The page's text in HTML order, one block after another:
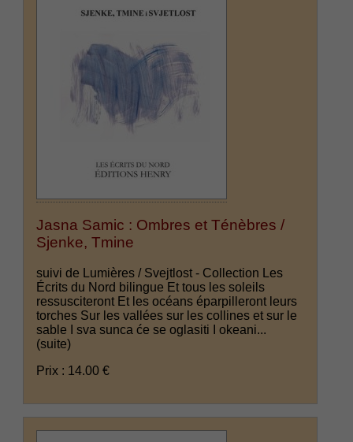
Jasna Samic : Ombres et Ténèbres /
Sjenke, Tmine
suivi de Lumières / Svejtlost - Collection Les
Écrits du Nord bilingue Et tous les soleils
ressusciteront Et les océans éparpilleront leurs
torches Sur les vallées sur les collines et sur le
sable I sva sunca će se oglasiti I okeani...
(suite)
Prix : 14.00 €